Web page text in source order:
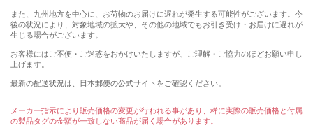
また、九州地方を中心に、お荷物のお届けに遅れが発生する可能性がございます。今
後の状況により、対象地域の拡大や、その他の地域でもお引き受け・お届けに遅れが
生じる場合がございます。
お客様にはご不便・ご迷惑をおかけいたしますが、ご理解・ご協力のほどお願い申し
上げます。
最新の配送状況は、日本郵便の公式サイトをご確認ください。
メーカー指示により販売価格の変更が行われる事があり、稀に実際の販売価格と付属
の製品タグの金額が一致しない商品が届く場合があります。